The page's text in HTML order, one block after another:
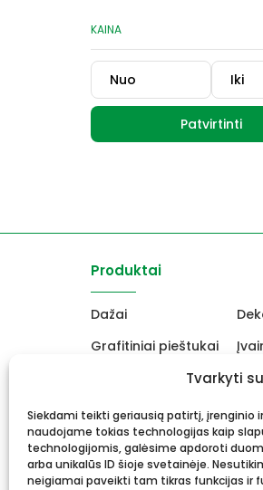
Tvarkyti
Siekdami teikti geriausią patirtį,
naudojame tokias technologijas kaip
technologijomis, galėsime apdoroti
arba unikalūs ID šioje svetainėje.
neigiamai paveikti tam tikras funkcijas ir
KAINA
Patvirtinti
Produktai
Dažai
Grafitiniai pieštukai
Drobės, porėmiai
Rėmai ir rėminimas